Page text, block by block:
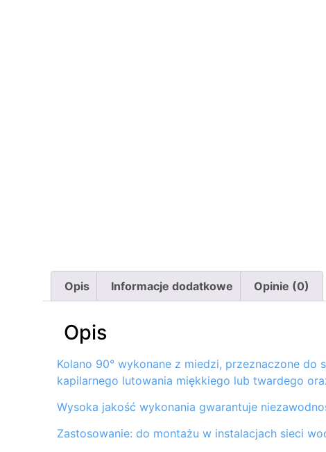
Opis Informacje dodatkowe Opinie (0)
Opis
Kolano 90° wykonane z miedzi, przeznaczone
kapilarnego lutowania miękkiego lub twardego
Wysoka jakość wykonania gwarantuje
Zastosowanie: do montażu w instalacjach sieci